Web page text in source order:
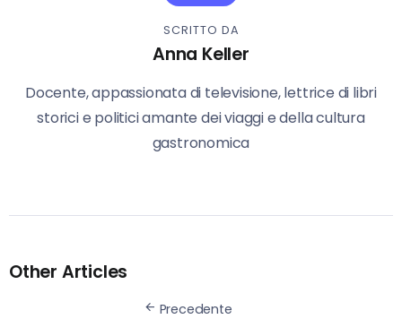
SCRITTO DA
Anna Keller
Docente, appassionata di televisione, lettrice di libri
storici e politici amante dei viaggi e della cultura
gastronomica
Other Articles
Precedente